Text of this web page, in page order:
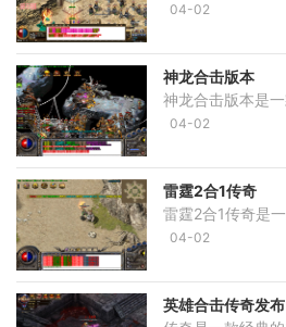
04-02
神龙合击版本
04-02
雷霆2合1传奇
04-02
英雄合击传奇发布